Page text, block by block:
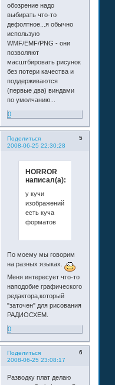
обозрение надо
выбирать что-то
дефолтное...я обычно
использую
WMF/EMF/PNG - они
позволяют
масштбировать рисунок
без потери качества и
поддерживаются
(первые два) виндами
по умолчанию...
0
Поделиться
5
2008-06-25 22:30:28
HORROR
написал(а):
у кучи
изображений
есть куча
форматов
По моему мы говорим
на разных языках.
Меня интересует что-то
наподобие графического
редактора,который
"заточен" для рисования
РАДИОСХЕМ.
0
Поделиться
6
2008-06-25 23:08:17
Разводку плат делаю